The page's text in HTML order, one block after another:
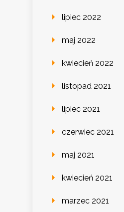
lipiec 2022
maj 2022
kwiecień 2022
listopad 2021
lipiec 2021
czerwiec 2021
maj 2021
kwiecień 2021
marzec 2021